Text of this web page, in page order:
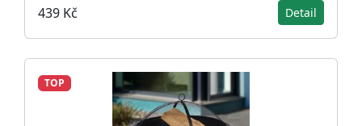
439 Kč Detail
TOP